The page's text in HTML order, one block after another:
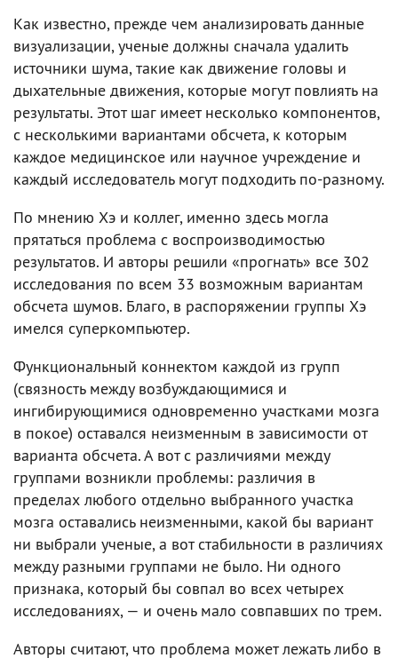
Как известно, прежде чем анализировать данные
визуализации, ученые должны сначала удалить
источники шума, такие как движение головы и
дыхательные движения, которые могут повлиять на
результаты. Этот шаг имеет несколько компонентов,
с несколькими вариантами обсчета, к которым
каждое медицинское или научное учреждение и
каждый исследователь могут подходить по-разному.
По мнению Хэ и коллег, именно здесь могла
прятаться проблема с воспроизводимостью
результатов. И авторы решили «прогнать» все 302
исследования по всем 33 возможным вариантам
обсчета шумов. Благо, в распоряжении группы Хэ
имелся суперкомпьютер.
Функциональный коннектом каждой из групп
(связность между возбуждающимися и
ингибирующимися одновременно участками мозга
в покое) оставался неизменным в зависимости от
варианта обсчета. А вот с различиями между
группами возникли проблемы: различия в
пределах любого отдельно выбранного участка
мозга оставались неизменными, какой бы вариант
ни выбрали ученые, а вот стабильности в различиях
между разными группами не было. Ни одного
признака, который бы совпал во всех четырех
исследованиях, — и очень мало совпавших по трем.
Авторы считают, что проблема может лежать либо в